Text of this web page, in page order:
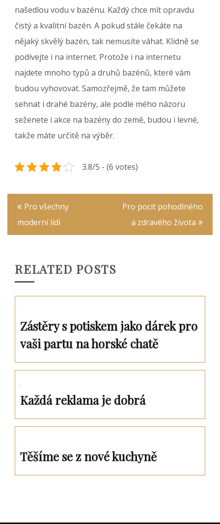
našedlou vodu v bazénu. Každý chce mít opravdu
čistý a kvalitní bazén. A pokud stále čekáte na
nějaký skvělý bazén, tak nemusíte váhat. Klidně se
podívejte i na internet. Protože i na internetu
najdete mnoho typů a druhů bazénů, které vám
budou vyhovovat. Samozřejmě, že tam můžete
sehnat i drahé bazény, ale podle mého názoru
seženete i akce na bazény do země, budou i levné,
takže máte určitě na výběr.
3.8/5 - (6 votes)
Navigace
pro
příspěvek
Pro všechny
moderní lidi
Pro pocit pohodlného
a zdravého života
RELATED POSTS
Zástěry s potiskem jako dárek pro
vaši partu na horské chatě
Každá reklama je dobrá
Těšíme se z nové kuchyně